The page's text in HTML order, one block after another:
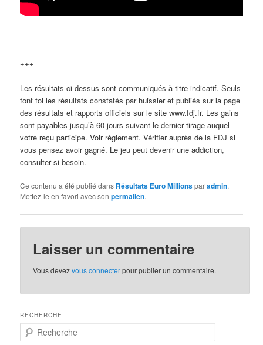
+++
Les résultats ci-dessus sont communiqués à titre indicatif. Seuls
font foi les résultats constatés par huissier et publiés sur la page
des résultats et rapports officiels sur le site www.fdj.fr. Les gains
sont payables jusqu’à 60 jours suivant le dernier tirage auquel
votre reçu participe. Voir règlement. Vérifier auprès de la FDJ si
vous pensez avoir gagné. Le jeu peut devenir une addiction,
consulter si besoin.
Ce contenu a été publié dans Résultats Euro Millionsparadmin.
Mettez-le en favori avec sonpermalien.
Laisser un commentaire
Vous devezvous connecterpour publier un commentaire.
RECHERCHE
e